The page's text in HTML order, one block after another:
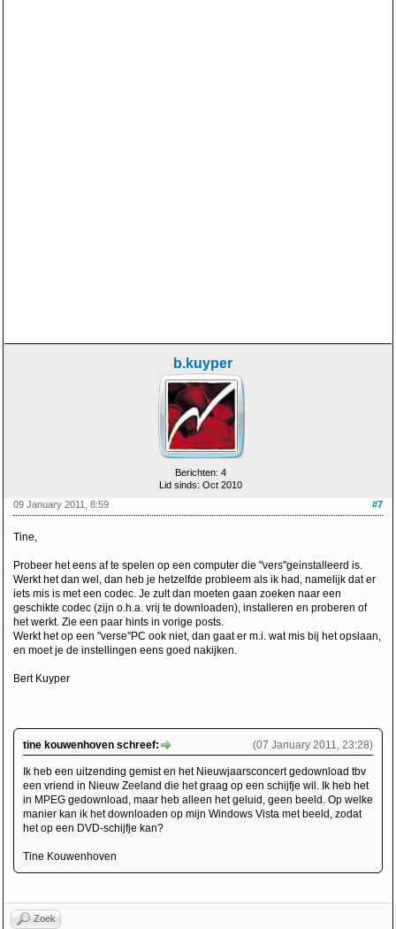
b.kuyper
Berichten: 4
Lid sinds: Oct 2010
#7
09 January 2011, 8:59
Tine,
Probeer het eens af te spelen op een computer die "vers"geinstalleerd is.
Werkt het dan wel, dan heb je hetzelfde probleem als ik had, namelijk dat er
iets mis is met een codec. Je zult dan moeten gaan zoeken naar een
geschikte codec (zijn o.h.a. vrij te downloaden), installeren en proberen of
het werkt. Zie een paar hints in vorige posts.
Werkt het op een "verse"PC ook niet, dan gaat er m.i. wat mis bij het opslaan,
en moet je de instellingen eens goed nakijken.
Bert Kuyper
(07 January 2011, 23:28)
tine kouwenhoven schreef:
Ik heb een uitzending gemist en het Nieuwjaarsconcert gedownload tbv
een vriend in Nieuw Zeeland die het graag op een schijfje wil. Ik heb het
in MPEG gedownload, maar heb alleen het geluid, geen beeld. Op welke
manier kan ik het downloaden op mijn Windows Vista met beeld, zodat
het op een DVD-schijfje kan?
Tine Kouwenhoven
Zoek